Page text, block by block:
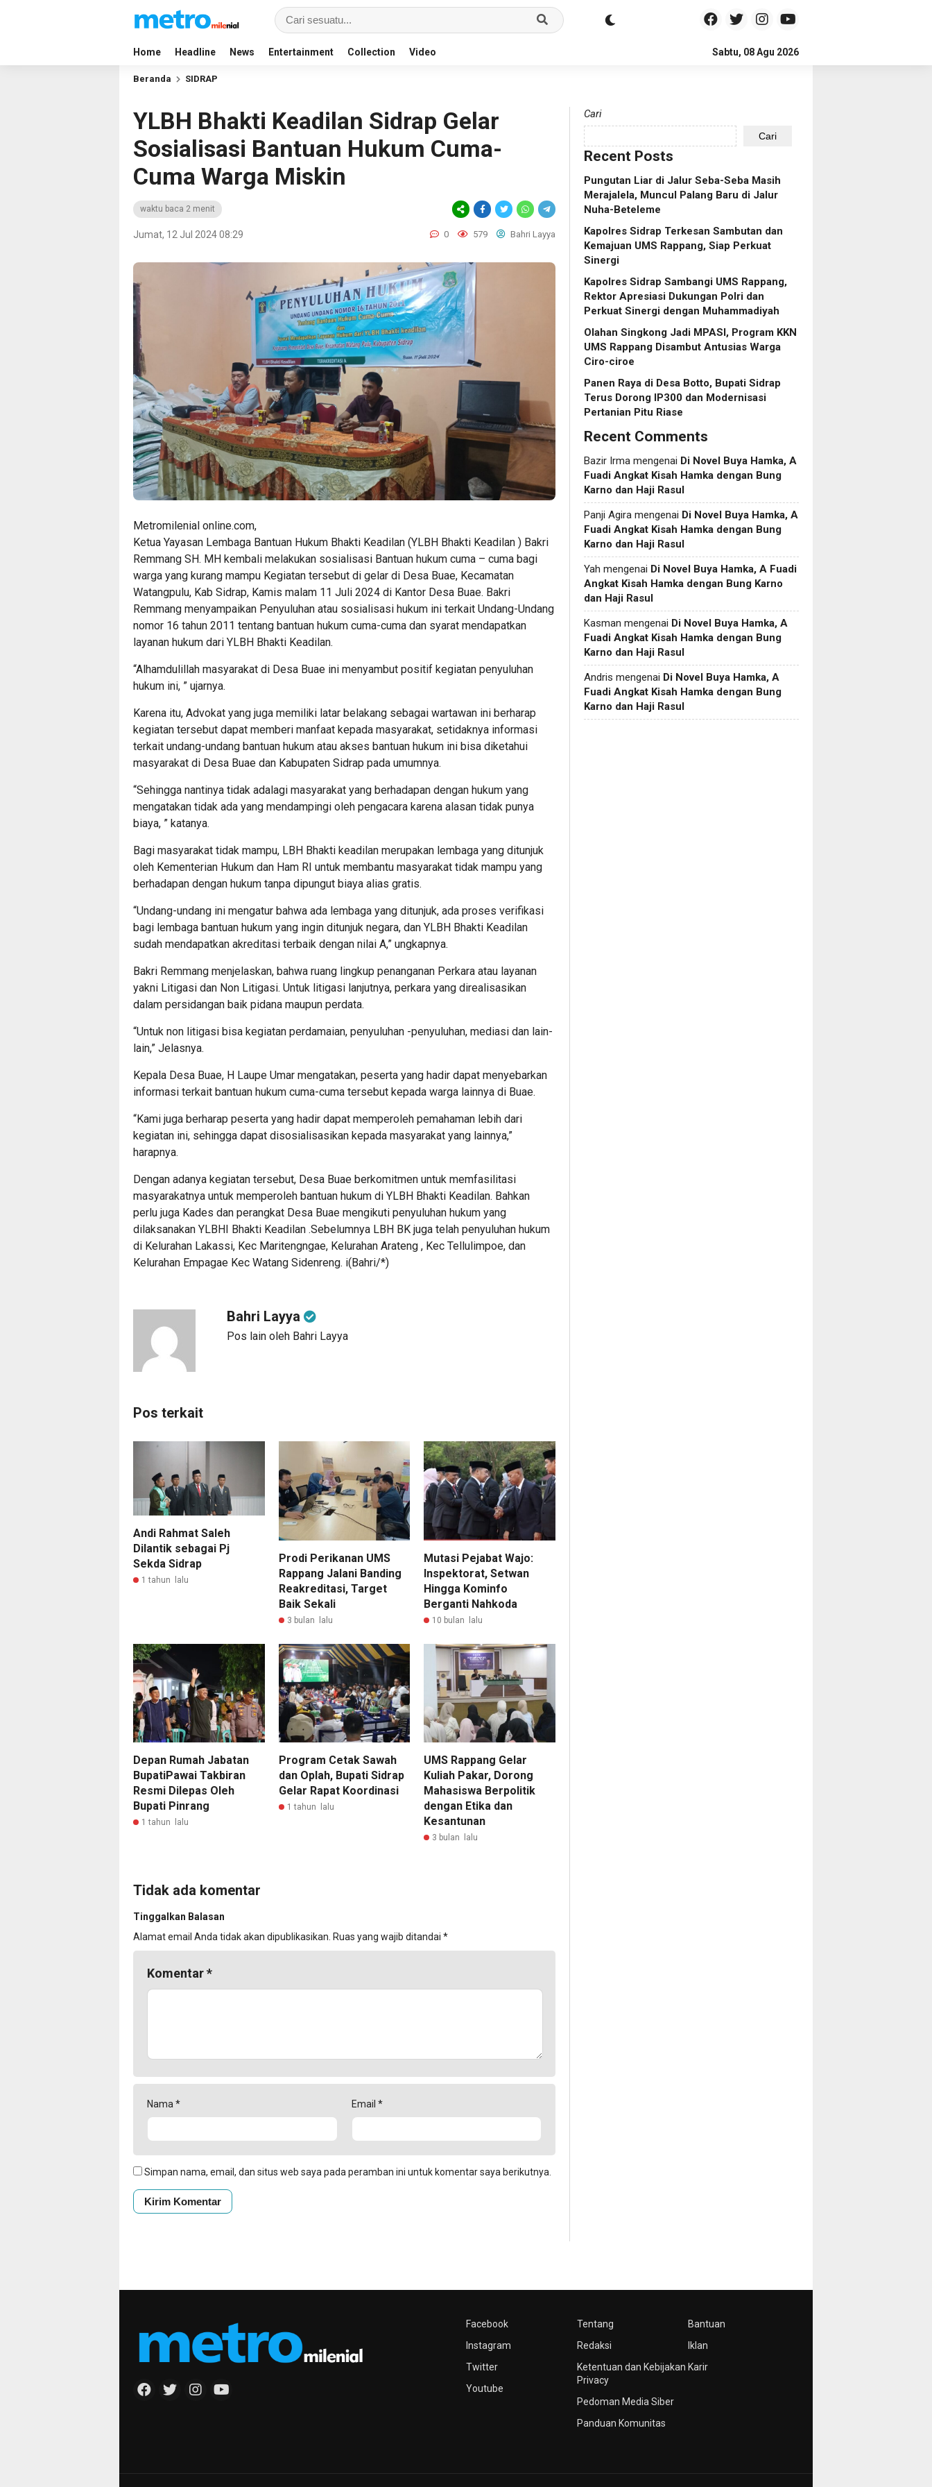
Home Headline News Entertainment Collection Video Sabtu, 08 Agu 2026
Beranda SIDRAP
YLBH Bhakti Keadilan Sidrap Gelar
Sosialisasi Bantuan Hukum Cuma-
Cuma Warga Miskin
waktu baca 2 menit
Jumat, 12 Jul 2024 08:29 0 579 Bahri Layya
Metromilenial online.com,
Ketua Yayasan Lembaga Bantuan Hukum Bhakti Keadilan (YLBH Bhakti Keadilan ) Bakri
Remmang SH. MH kembali melakukan sosialisasi Bantuan hukum cuma – cuma bagi
warga yang kurang mampu Kegiatan tersebut di gelar di Desa Buae, Kecamatan
Watangpulu, Kab Sidrap, Kamis malam 11 Juli 2024 di Kantor Desa Buae. Bakri
Remmang menyampaikan Penyuluhan atau sosialisasi hukum ini terkait Undang-Undang
nomor 16 tahun 2011 tentang bantuan hukum cuma-cuma dan syarat mendapatkan
layanan hukum dari YLBH Bhakti Keadilan.
“Alhamdulillah masyarakat di Desa Buae ini menyambut positif kegiatan penyuluhan
hukum ini, ” ujarnya.
Karena itu, Advokat yang juga memiliki latar belakang sebagai wartawan ini berharap
kegiatan tersebut dapat memberi manfaat kepada masyarakat, setidaknya informasi
terkait undang-undang bantuan hukum atau akses bantuan hukum ini bisa diketahui
masyarakat di Desa Buae dan Kabupaten Sidrap pada umumnya.
“Sehingga nantinya tidak adalagi masyarakat yang berhadapan dengan hukum yang
mengatakan tidak ada yang mendampingi oleh pengacara karena alasan tidak punya
biaya, ” katanya.
Bagi masyarakat tidak mampu, LBH Bhakti keadilan merupakan lembaga yang ditunjuk
oleh Kementerian Hukum dan Ham RI untuk membantu masyarakat tidak mampu yang
berhadapan dengan hukum tanpa dipungut biaya alias gratis.
“Undang-undang ini mengatur bahwa ada lembaga yang ditunjuk, ada proses verifikasi
bagi lembaga bantuan hukum yang ingin ditunjuk negara, dan YLBH Bhakti Keadilan
sudah mendapatkan akreditasi terbaik dengan nilai A,” ungkapnya.
Bakri Remmang menjelaskan, bahwa ruang lingkup penanganan Perkara atau layanan
yakni Litigasi dan Non Litigasi. Untuk litigasi lanjutnya, perkara yang direalisasikan
dalam persidangan baik pidana maupun perdata.
“Untuk non litigasi bisa kegiatan perdamaian, penyuluhan -penyuluhan, mediasi dan lain-
lain,” Jelasnya.
Kepala Desa Buae, H Laupe Umar mengatakan, peserta yang hadir dapat menyebarkan
informasi terkait bantuan hukum cuma-cuma tersebut kepada warga lainnya di Buae.
“Kami juga berharap peserta yang hadir dapat memperoleh pemahaman lebih dari
kegiatan ini, sehingga dapat disosialisasikan kepada masyarakat yang lainnya,”
harapnya.
Dengan adanya kegiatan tersebut, Desa Buae berkomitmen untuk memfasilitasi
masyarakatnya untuk memperoleh bantuan hukum di YLBH Bhakti Keadilan. Bahkan
perlu juga Kades dan perangkat Desa Buae mengikuti penyuluhan hukum yang
dilaksanakan YLBHI Bhakti Keadilan .Sebelumnya LBH BK juga telah penyuluhan hukum
di Kelurahan Lakassi, Kec Maritengngae, Kelurahan Arateng , Kec Tellulimpoe, dan
Kelurahan Empagae Kec Watang Sidenreng. i(Bahri/*)
Bahri Layya
Pos lain oleh Bahri Layya
Pos terkait
Andi Rahmat Saleh
Dilantik sebagai Pj
Sekda Sidrap
1 tahun lalu
Prodi Perikanan UMS
Rappang Jalani Banding
Reakreditasi, Target
Baik Sekali
3 bulan lalu
Mutasi Pejabat Wajo:
Inspektorat, Setwan
Hingga Kominfo
Berganti Nahkoda
10 bulan lalu
Depan Rumah Jabatan
BupatiPawai Takbiran
Resmi Dilepas Oleh
Bupati Pinrang
1 tahun lalu
Program Cetak Sawah
dan Oplah, Bupati Sidrap
Gelar Rapat Koordinasi
1 tahun lalu
UMS Rappang Gelar
Kuliah Pakar, Dorong
Mahasiswa Berpolitik
dengan Etika dan
Kesantunan
3 bulan lalu
Tidak ada komentar
Tinggalkan Balasan
Alamat email Anda tidak akan dipublikasikan. Ruas yang wajib ditandai *
Komentar*
Nama * Email *
Simpan nama, email, dan situs web saya pada peramban ini untuk komentar saya berikutnya.
Cari
Cari
Recent Posts
Pungutan Liar di Jalur Seba-Seba Masih
Merajalela, Muncul Palang Baru di Jalur
Nuha-Beteleme
Kapolres Sidrap Terkesan Sambutan dan
Kemajuan UMS Rappang, Siap Perkuat
Sinergi
Kapolres Sidrap Sambangi UMS Rappang,
Rektor Apresiasi Dukungan Polri dan
Perkuat Sinergi dengan Muhammadiyah
Olahan Singkong Jadi MPASI, Program KKN
UMS Rappang Disambut Antusias Warga
Ciro-ciroe
Panen Raya di Desa Botto, Bupati Sidrap
Terus Dorong IP300 dan Modernisasi
Pertanian Pitu Riase
Recent Comments
Bazir Irma mengenai Di Novel Buya Hamka, A
Fuadi Angkat Kisah Hamka dengan Bung
Karno dan Haji Rasul
Panji Agira mengenai Di Novel Buya Hamka, A
Fuadi Angkat Kisah Hamka dengan Bung
Karno dan Haji Rasul
Yah mengenai Di Novel Buya Hamka, A Fuadi
Angkat Kisah Hamka dengan Bung Karno
dan Haji Rasul
Kasman mengenai Di Novel Buya Hamka, A
Fuadi Angkat Kisah Hamka dengan Bung
Karno dan Haji Rasul
Andris mengenai Di Novel Buya Hamka, A
Fuadi Angkat Kisah Hamka dengan Bung
Karno dan Haji Rasul
Facebook
Instagram
Twitter
Youtube
Tentang
Redaksi
Ketentuan dan Kebijakan
Privacy
Pedoman Media Siber
Panduan Komunitas
Bantuan
Iklan
Karir